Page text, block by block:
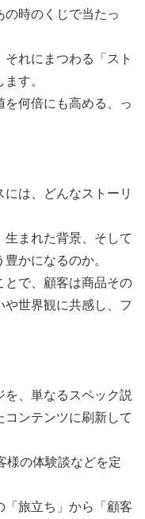
の時のくじで当たっ
れにまつわる「スト
す。
を何倍にも高める、っ
は、どんなストーリ
生まれた背景、そして
かになるのか。
とで、顧客は商品その
や世界観に共感し、フ
を、単なるスペック説
ンテンツに刷新して
様の体験談などを定
旅立ち」から「顧客